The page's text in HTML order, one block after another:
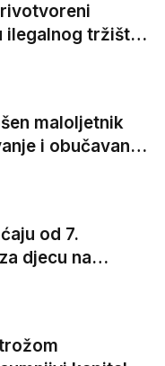
ilegalnog tržišta,
van EU
maloljetnik
i obučavanje
djela
od 7.
djecu na
veće kazne